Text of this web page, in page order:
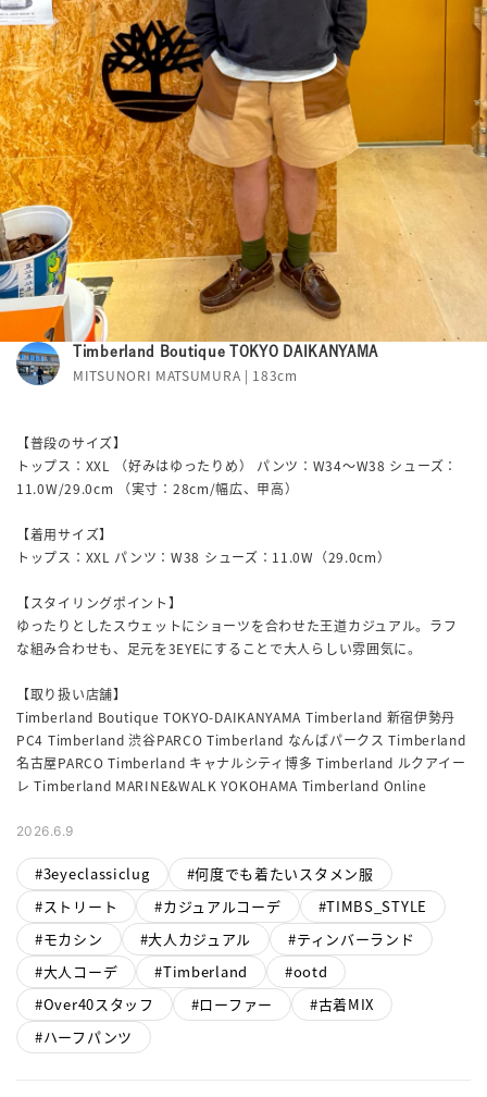
Timberland Boutique TOKYO DAIKANYAMA
MITSUNORI MATSUMURA | 183cm
【普段のサイズ】
トップス：XXL （好みはゆったりめ） パンツ：W34〜W38 シューズ：
11.0W/29.0cm （実寸：28cm/幅広、甲高）
【着用サイズ】
トップス：XXL パンツ：W38 シューズ：11.0W（29.0cm）
【スタイリングポイント】
ゆったりとしたスウェットにショーツを合わせた王道カジュアル。ラフ
な組み合わせも、足元を3EYEにすることで大人らしい雰囲気に。
【取り扱い店舗】
Timberland Boutique TOKYO-DAIKANYAMA Timberland 新宿伊勢丹
PC4 Timberland 渋谷PARCO Timberland なんばパークス Timberland
名古屋PARCO Timberland キャナルシティ博多 Timberland ルクアイー
2026.6.9
3eyeclassiclug
何度でも着たいスタメン服
ストリート
カジュアルコーデ
TIMBS_STYLE
モカシン
大人カジュアル
ティンバーランド
大人コーデ
Timberland
ootd
Over40スタッフ
ローファー
古着MIX
ハーフパンツ